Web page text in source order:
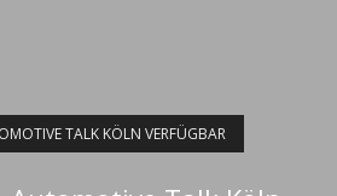
TALK KÖLN VERFÜGBAR